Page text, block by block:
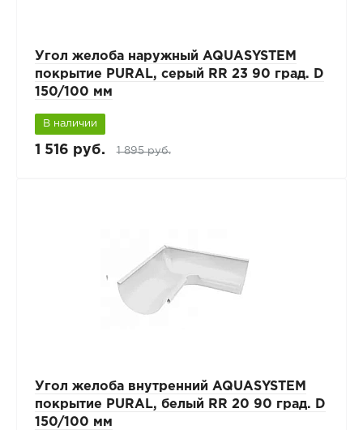
Угол желоба наружный AQUASYSTEM
покрытие PURAL, серый RR 23 90 град. D
150/100 мм
В наличии
1 516 руб. 1 895 руб.
Угол желоба внутренний AQUASYSTEM
покрытие PURAL, белый RR 20 90 град. D
150/100 мм